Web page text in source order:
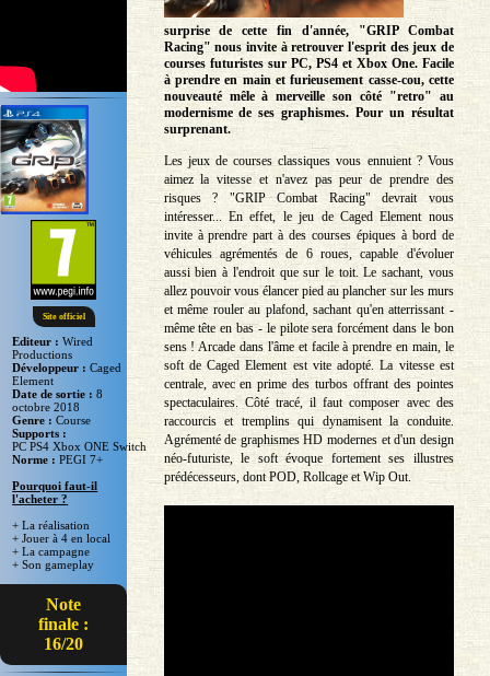
Site officiel
Editeur :Wired
Productions
Développeur :Caged
Element
Date de sortie :8
octobre 2018
Genre :Course
Supports :
PC PS4 Xbox ONE Switch
Norme :PEGI 7+
Pourquoi faut-il
l'acheter ?
+ La réalisation
+ Jouer à 4 en local
+ La campagne
+ Son gameplay
Note
finale :
16/20
surprise de cette fin d'année, "GRIP Combat
Racing" nous invite à retrouver l'esprit des jeux de
courses futuristes sur PC, PS4 et Xbox One. Facile
à prendre en main et furieusement casse-cou, cette
nouveauté mêle à merveille son côté "retro" au
modernisme de ses graphismes. Pour un résultat
surprenant.
Les jeux de courses classiques vous ennuient ? Vous
aimez la vitesse et n'avez pas peur de prendre des
risques ? "GRIP Combat Racing" devrait vous
intéresser... En effet, le jeu de Caged Element nous
invite à prendre part à des courses épiques à bord de
véhicules agrémentés de 6 roues, capable d'évoluer
aussi bien à l'endroit que sur le toit. Le sachant, vous
allez pouvoir vous élancer pied au plancher sur les murs
et même rouler au plafond, sachant qu'en atterrissant -
même tête en bas - le pilote sera forcément dans le bon
sens ! Arcade dans l'âme et facile à prendre en main, le
soft de Caged Element est vite adopté. La vitesse est
centrale, avec en prime des turbos offrant des pointes
spectaculaires. Côté tracé, il faut composer avec des
raccourcis et tremplins qui dynamisent la conduite.
Agrémenté de graphismes HD modernes et d'un design
néo-futuriste, le soft évoque fortement ses illustres
prédécesseurs, dont POD, Rollcage et Wip Out.